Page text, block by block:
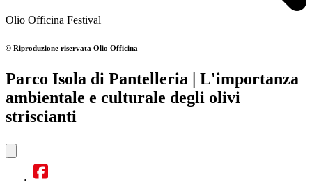
Olio Officina Festival
© Riproduzione riservata Olio Officina
Parco Isola di Pantelleria | L'importanza
ambientale e culturale degli olivi
striscianti